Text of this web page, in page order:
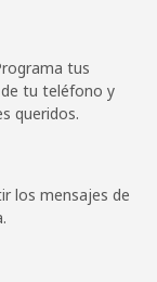
tus
tu teléfono y
queridos.
los mensajes de